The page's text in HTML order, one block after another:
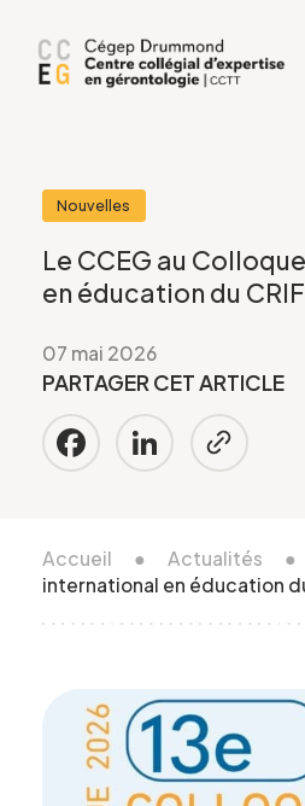
Accueil ● Actualités ●
international en éducation
Nouvelles
Le CCEG au
en éducation du
07 mai 2026
PARTAGER CET ARTICLE
Facebook
LinkedIn